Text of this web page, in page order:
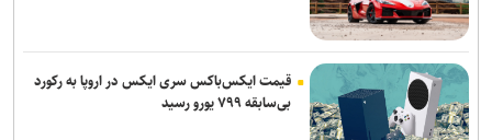
قیمت ایکس‌باکس سری ایکس در اروپا به رکورد
بی‌سابقه ۷۹۹ یورو رسید